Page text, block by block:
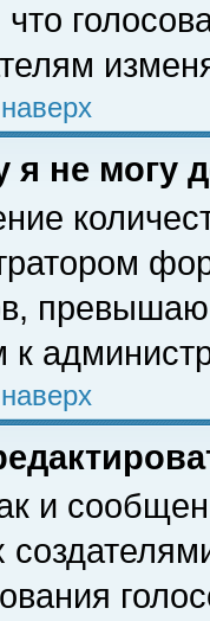
что
я не могу
к
и